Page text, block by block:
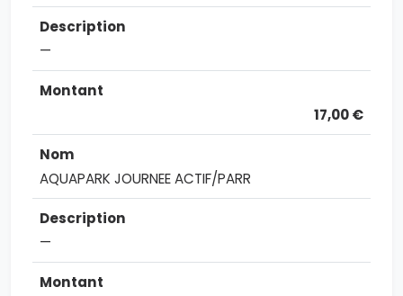
—
17,00 €
AQUAPARK JOURNEE ACTIF/PARR
—